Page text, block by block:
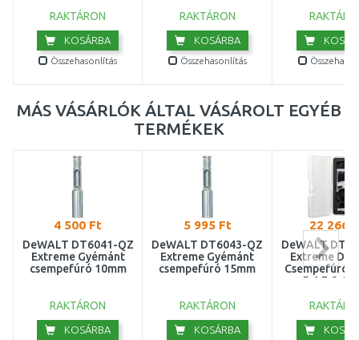
RAKTÁRON
KOSÁRBA
Összehasonlítás
RAKTÁRON
KOSÁRBA
Összehasonlítás
MÁS VÁSÁRLÓK ÁLTAL VÁSÁROLT EGYÉB
TERMÉKEK
4 500 Ft
DeWALT DT6041-QZ
Extreme Gyémánt
csempefúró 10mm
RAKTÁRON
KOSÁRBA
5 995 Ft
DeWALT DT6043-QZ
Extreme Gyémánt
csempefúró 15mm
RAKTÁRON
KOSÁRBA
22 266
DeWALT
Extreme
Csempefúró